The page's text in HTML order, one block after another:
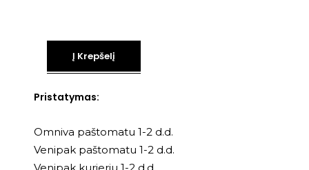
Į Krepšelį
Pristatymas:
Omniva paštomatu 1-2 d.d.
Venipak paštomatu 1-2 d.d.